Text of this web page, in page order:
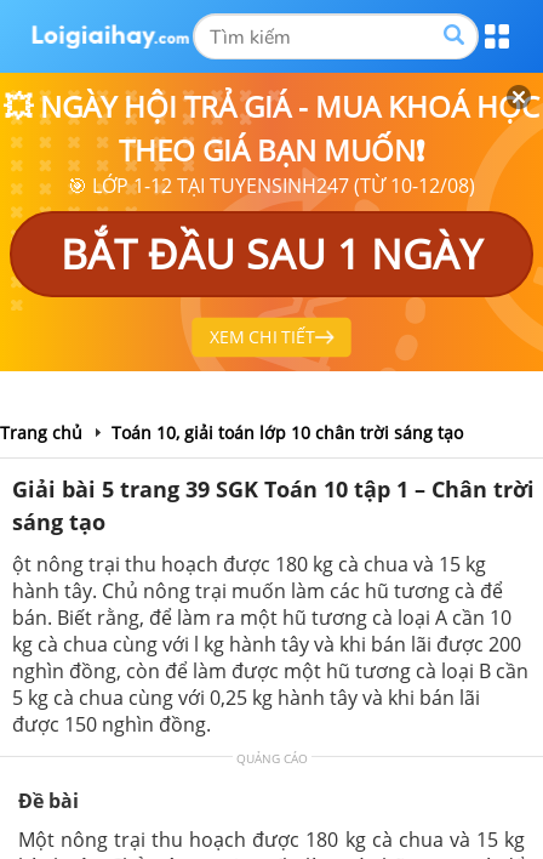
💥 NGÀY HỘI TRẢ GIÁ - MUA KHOÁ HỌC
THEO GIÁ BẠN MUỐN❗
🎯 LỚP 1-12 TẠI TUYENSINH247 (TỪ 10-12/08)
BẮT ĐẦU SAU 1 NGÀY
XEM CHI TIẾT
Trang chủ Toán 10, giải toán lớp 10 chân trời sáng tạo
Giải bài 5 trang 39 SGK Toán 10 tập 1 – Chân trời
sáng tạo
ột nông trại thu hoạch được 180 kg cà chua và 15 kg
hành tây. Chủ nông trại muốn làm các hũ tương cà để
bán. Biết rằng, để làm ra một hũ tương cà loại A cần 10
kg cà chua cùng với l kg hành tây và khi bán lãi được 200
nghìn đồng, còn để làm được một hũ tương cà loại B cần
5 kg cà chua cùng với 0,25 kg hành tây và khi bán lãi
được 150 nghìn đồng.
QUẢNG CÁO
Đề bài
Một nông trại thu hoạch được 180 kg cà chua và 15 kg